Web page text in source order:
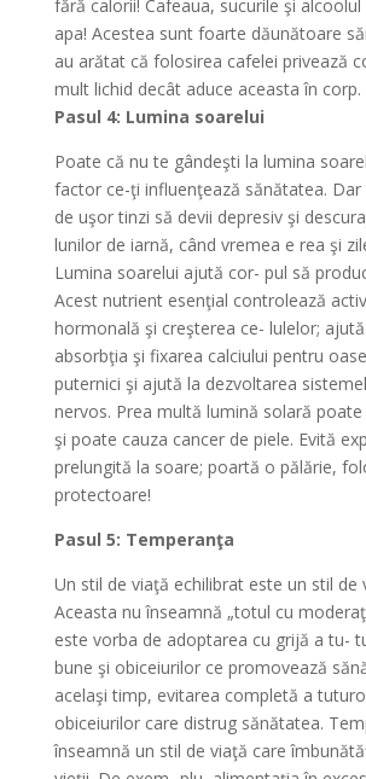
fără calorii! Cafeaua, sucurile şi
apa! Acestea sunt foarte dăunătoare
au arătat că folosirea cafelei privează
mult lichid decât aduce aceasta în corp.
Pasul 4: Lumina soarelui
Poate că nu te gândeşti la lumina
factor ce-ţi influenţează sănătatea.
de uşor tinzi să devii depresiv şi
lunilor de iarnă, când vremea e rea şi
Lumina soarelui ajută cor- pul să
Acest nutrient esenţial controlează
hormonală şi creşterea ce- lulelor;
absorbţia şi fixarea calciului pentru
puternici şi ajută la dezvoltarea
nervos. Prea multă lumină solară
şi poate cauza cancer de piele. Evită
prelungită la soare; poartă o pălărie,
protectoare!
Pasul 5: Temperanţa
Un stil de viaţă echilibrat este un stil de
Aceasta nu înseamnă „totul cu
este vorba de adoptarea cu grijă a tu-
bune şi obiceiurilor ce promovează
acelaşi timp, evitarea completă a
obiceiurilor care distrug sănătatea.
înseamnă un stil de viaţă care